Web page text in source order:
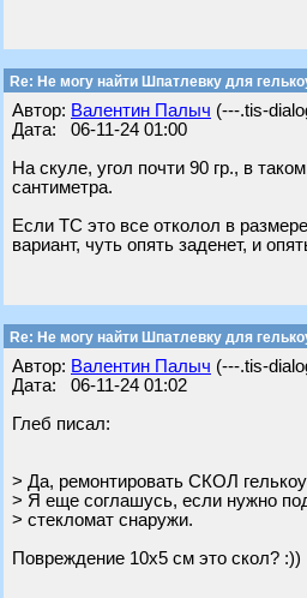
Re: Не могу найти Шпатлевку для
Автор: Валентин Палыч (---.tis-
Дата: 06-11-24 01:00
На скуле, угол почти 90 гр., в
сантиметра.
Если ТС это все отколол в
вариант, чуть опять заденет, и
Re: Не могу найти Шпатлевку для
Автор: Валентин Палыч (---.tis-
Дата: 06-11-24 01:02
Глеб писал:
> Да, ремонтировать СКОЛ
> Я еще соглашусь, если нужно
> стекломат снаружи.
Повреждение 10х5 см это скол? :))